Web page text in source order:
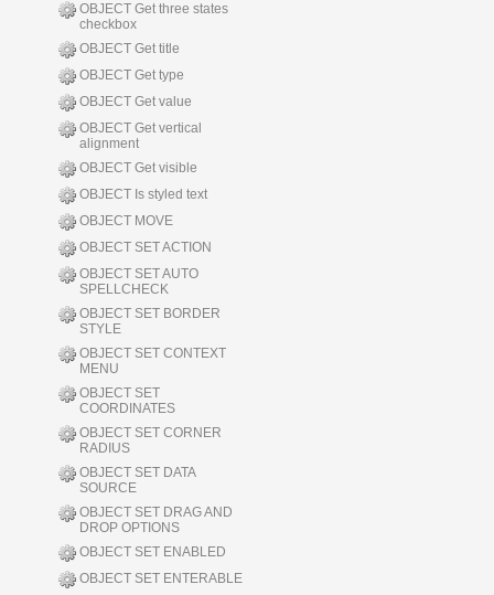
OBJECT Get three states
checkbox
OBJECT Get title
OBJECT Get type
OBJECT Get value
OBJECT Get vertical
alignment
OBJECT Get visible
OBJECT Is styled text
OBJECT MOVE
OBJECT SET ACTION
OBJECT SET AUTO
SPELLCHECK
OBJECT SET BORDER
STYLE
OBJECT SET CONTEXT
MENU
OBJECT SET
COORDINATES
OBJECT SET CORNER
RADIUS
OBJECT SET DATA
SOURCE
OBJECT SET DRAG AND
DROP OPTIONS
OBJECT SET ENABLED
OBJECT SET ENTERABLE